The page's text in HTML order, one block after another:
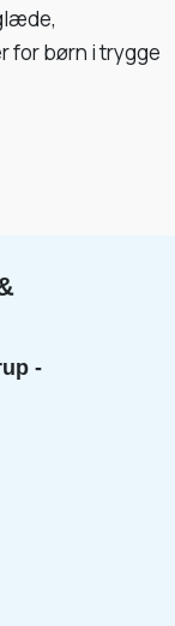
for børn i trygge
-